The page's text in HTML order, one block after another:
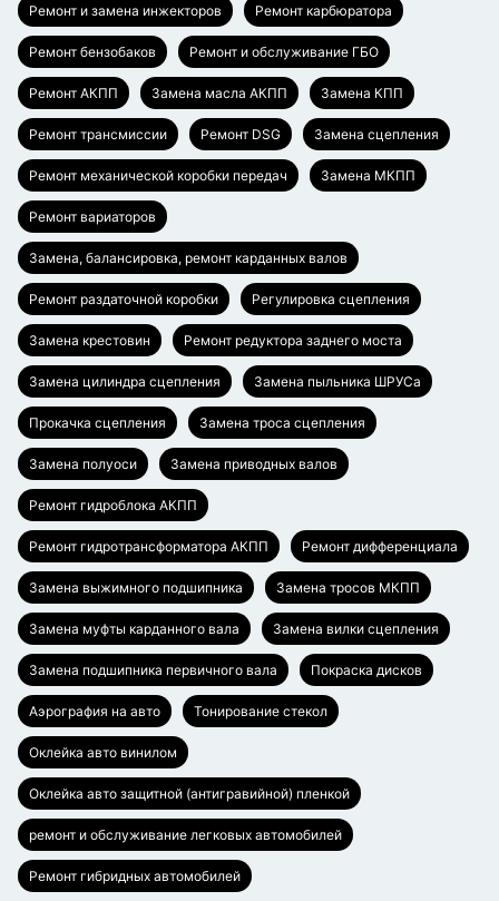
Ремонт и замена инжекторов Ремонт карбюратора
Ремонт бензобаков Ремонт и обслуживание ГБО
Ремонт АКПП Замена масла АКПП Замена КПП
Ремонт трансмиссии Ремонт DSG Замена сцепления
Ремонт механической коробки передач Замена МКПП
Ремонт вариаторов
Замена, балансировка, ремонт карданных валов
Ремонт раздаточной коробки Регулировка сцепления
Замена крестовин Ремонт редуктора заднего моста
Замена цилиндра сцепления Замена пыльника ШРУСа
Прокачка сцепления Замена троса сцепления
Замена полуоси Замена приводных валов
Ремонт гидроблока АКПП
Ремонт гидротрансформатора АКПП Ремонт дифференциала
Замена выжимного подшипника Замена тросов МКПП
Замена муфты карданного вала Замена вилки сцепления
Замена подшипника первичного вала Покраска дисков
Аэрография на авто Тонирование стекол
Оклейка авто винилом
Оклейка авто защитной (антигравийной) пленкой
ремонт и обслуживание легковых автомобилей
Ремонт гибридных автомобилей